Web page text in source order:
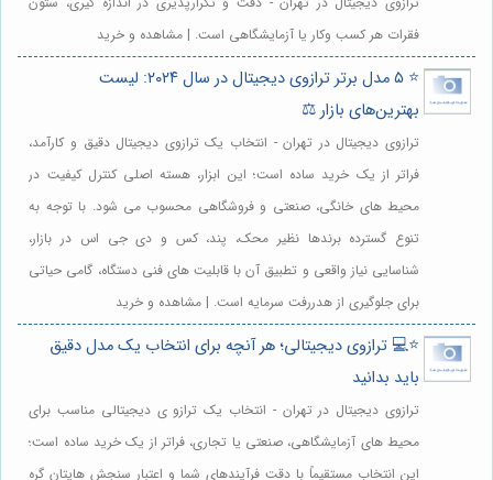
فقرات هر کسب وکار یا آزمایشگاهی است. | مشاهده و خرید
⭐️ ۵ مدل برتر ترازوی دیجیتال در سال ۲۰۲۴: لیست
بهترین‌های بازار ⚖️
ترازوی دیجیتال در تهران - انتخاب یک ترازوی دیجیتال دقیق و کارآمد،
فراتر از یک خرید ساده است؛ این ابزار، هسته اصلی کنترل کیفیت در
محیط های خانگی، صنعتی و فروشگاهی محسوب می شود. با توجه به
تنوع گسترده برندها نظیر محک، پند، کس و دی جی اس در بازار،
شناسایی نیاز واقعی و تطبیق آن با قابلیت های فنی دستگاه، گامی حیاتی
برای جلوگیری از هدررفت سرمایه است. | مشاهده و خرید
⭐️💻 ترازوی دیجیتالی؛ هر آنچه برای انتخاب یک مدل دقیق
باید بدانید
ترازوی دیجیتال در تهران - انتخاب یک ترازو ی دیجیتالی مناسب برای
محیط های آزمایشگاهی، صنعتی یا تجاری، فراتر از یک خرید ساده است؛
این انتخاب مستقیماً با دقت فرآیندهای شما و اعتبار سنجش هایتان گره